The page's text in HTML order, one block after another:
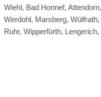
Wiehl, Bad Honnef,
Werdohl, Marsberg,
Ruhr, Wipperfürth,